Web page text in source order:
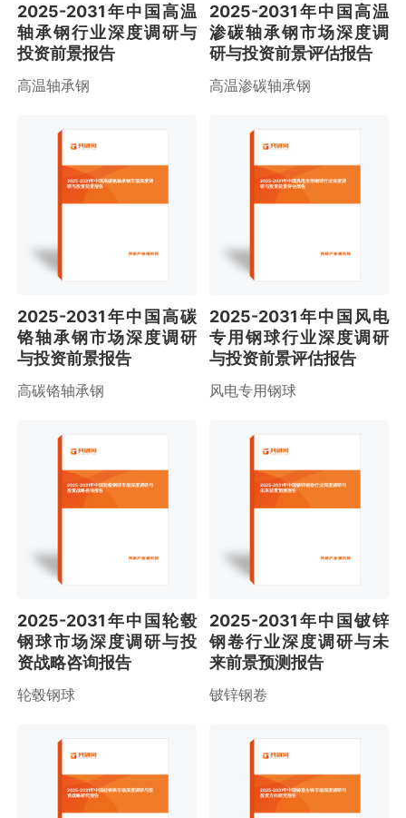
2025-2031年中国高温
轴承钢行业深度调研与
投资前景报告
高温轴承钢
2025-2031年中国高温
渗碳轴承钢市场深度调
研与投资前景评估报告
高温渗碳轴承钢
2025-2031年中国高碳铬轴承钢市场深度调
研与投资前景报告
2025-2031年中国高碳
铬轴承钢市场深度调研
与投资前景报告
高碳铬轴承钢
2025-2031年中国风电专用钢球行业深度调
研与投资前景评估报告
2025-2031年中国风电
专用钢球行业深度调研
与投资前景评估报告
风电专用钢球
2025-2031年中国轮毂钢球市场深度调研与
投资战略咨询报告
2025-2031年中国轮毂
钢球市场深度调研与投
资战略咨询报告
轮毂钢球
2025-2031年中国铍锌钢卷行业深度调研与
未来前景预测报告
2025-2031年中国铍锌
钢卷行业深度调研与未
来前景预测报告
铍锌钢卷
2025-2031年中国硅铬铁市场深度调研与投
资战略研究报告
2025-2031年中国铸造生铁市场深度调研与
投资方向研究报告